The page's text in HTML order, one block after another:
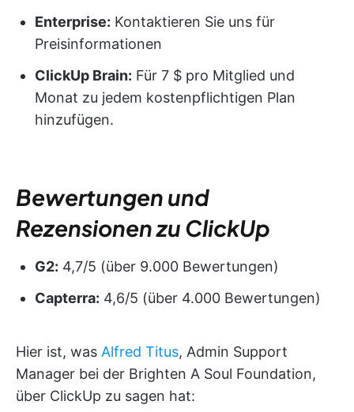
Enterprise: Kontaktieren Sie uns für
Preisinformationen
ClickUp Brain: Für 7 $ pro Mitglied und
Monat zu jedem kostenpflichtigen Plan
hinzufügen.
Bewertungen und
Rezensionen zu ClickUp
G2: 4,7/5 (über 9.000 Bewertungen)
Capterra: 4,6/5 (über 4.000 Bewertungen)
Hier ist, was Alfred Titus, Admin Support
Manager bei der Brighten A Soul Foundation,
über ClickUp zu sagen hat: